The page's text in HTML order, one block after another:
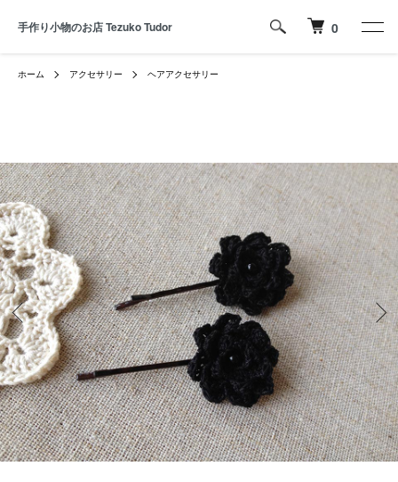
手作り小物のお店 Tezuko Tudor 0
ホーム アクセサリー ヘアアクセサリー